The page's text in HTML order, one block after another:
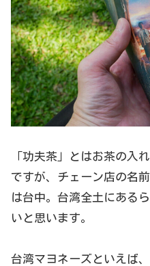
「功夫茶」とはお茶の入
ですが、チェーン店の名
は台中。台湾全土にある
いと思います。
台湾マヨネーズといえば